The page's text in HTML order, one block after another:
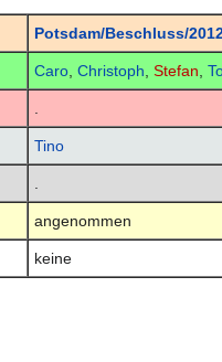
Potsdam/Beschluss/
Caro Christoph Stefan
Tino
angenommen
keine